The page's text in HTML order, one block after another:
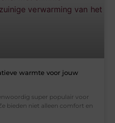
warmte voor jouw
super populair voor
bieden niet alleen comfort en